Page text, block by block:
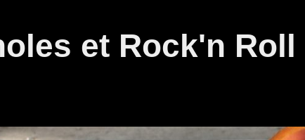
et Rock'n Roll